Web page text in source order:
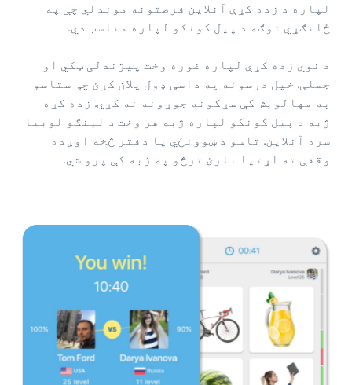
لپاره د زده کړې آنلاین فرصتونه موندلي چې په
ځانګړي توګه د پیل کونکو لپاره مناسب دي.
د نوي زده کړې لپاره غوره وخت پیژندلی ټکي او
جملې. خپل درسونه په داسې ډول پلان کړئ چې ستاسو
په مهالویش کې سړکونه جوړونه نه کړي. زده کړه
ژبه د پیل کونکو لپاره ژبه هر وخت د لینګو لوبیا
سره آنلاین. تاسو د ښوونځي یا دفتر څخه اوږده
وقفې ته اړتیا نلرئ ترڅو په ژبه کې پرو شي.